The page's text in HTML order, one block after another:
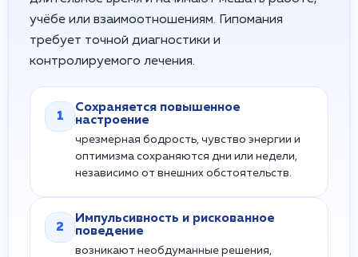
учёбе или взаимоотношениям. Гипомания
требует точной диагностики и
контролируемого лечения.
1
Сохраняется повышенное
настроение
чрезмерная бодрость, чувство энергии и
оптимизма сохраняются дни или недели,
независимо от внешних обстоятельств.
2
Импульсивность и рискованное
поведение
возникают необдуманные решения,